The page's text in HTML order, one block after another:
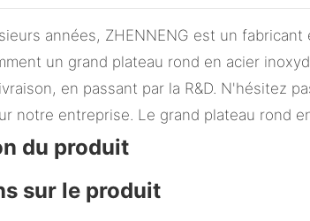
années, ZHENNENG est un
un grand plateau rond en acier
en passant par la R&D. N'hésitez
notre entreprise. Le grand plateau rond
du produit
sur le produit